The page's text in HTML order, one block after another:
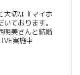
大切な『マイホ
ております。
明美さんと結婚
実施中